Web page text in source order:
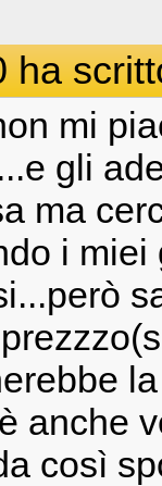
ha
mi
gli
ma
i
anche
così